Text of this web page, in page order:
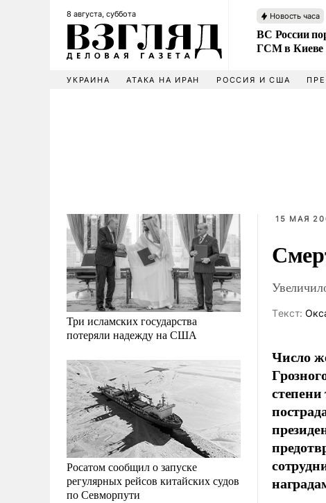
8 августа, суббота Новость часа
ВС России
ГСМ в Киеве
УКРАИНА АТАКА НА ИРАН РОССИЯ И США
Три исламских государства
потеряли надежду на США
Росатом сообщил о запуске
регулярных рейсов китайских судов
по Севморпути
15 МАЯ
Tекст:
Число